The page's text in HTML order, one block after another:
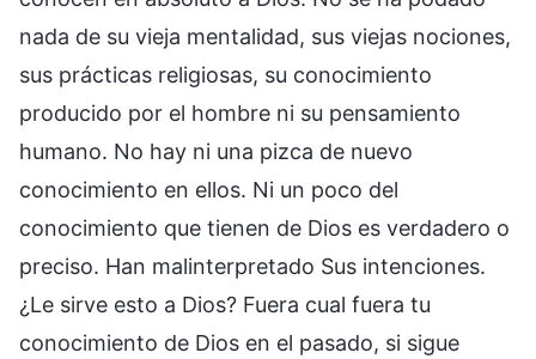
nada de su vieja mentalidad, sus viejas nociones,
sus prácticas religiosas, su conocimiento
producido por el hombre ni su pensamiento
humano. No hay ni una pizca de nuevo
conocimiento en ellos. Ni un poco del
conocimiento que tienen de Dios es verdadero o
preciso. Han malinterpretado Sus intenciones.
¿Le sirve esto a Dios? Fuera cual fuera tu
conocimiento de Dios en el pasado, si sigue